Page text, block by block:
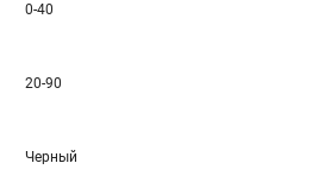
0-40
20-90
Черный